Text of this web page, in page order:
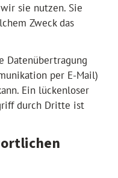
sie nutzen. Sie
Zweck das
Datenübertragung
per E-Mail)
Ein lückenloser
durch Dritte ist